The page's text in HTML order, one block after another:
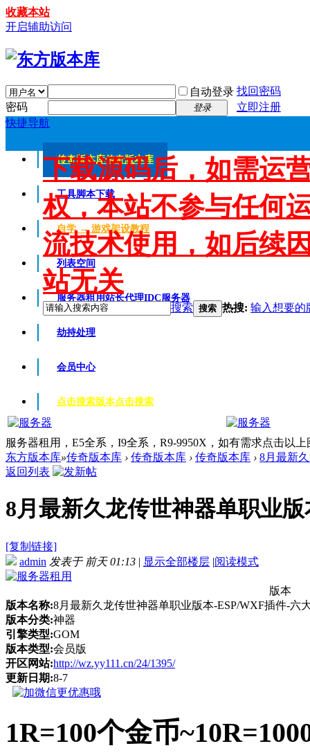
收藏本站
开启辅助访问
自动登录 找回密码
密码
登录
立即注册
快捷导航
传奇版本库传奇版本库
工具脚本下载
自学 → 游戏架设教程
列表空间
服务器租用站长代理IDC服务器
劫持处理
会员中心
点击搜索版本点击搜索
下载源码后，如需运
权，本站不参与任何
流技术使用，如后续
站无关
搜索 搜索 热搜: 输入想要的
服务器租用，E5全系，I9全系，R9-9950X，如有需求点击以
东方版本库»传奇版本库 › 传奇版本库 › 传奇版本库 › 8月最新
返回列表
8月最新久龙传世神器单职业
[复制链接]
admin 发表于 前天 01:13 | 显示全部楼层 |阅读模式
版本
版本名称:8月最新久龙传世神器单职业版本-ESP/WXF插件-
版本分类:神器
引擎类型:GOM
版本类型:会员版
开区网站:http://wz.yy111.cn/24/1395/
更新日期:8-7
1R=100个金币